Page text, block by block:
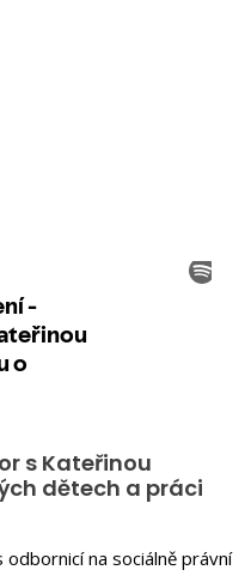
s Kateřinou
dětech a práci
na sociálně právní